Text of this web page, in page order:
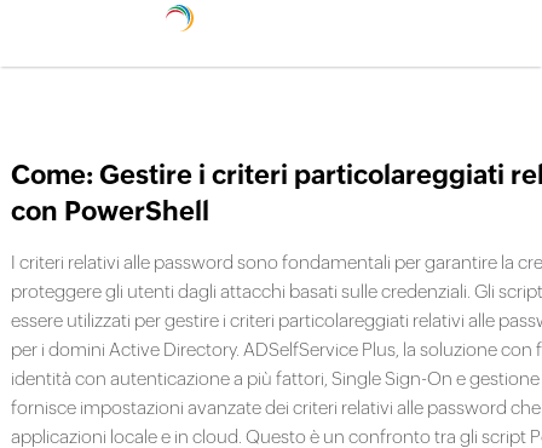
Come: Gestire i criteri particolareggiati
con PowerShell
I criteri relativi alle password sono fondamentali per garantire la
proteggere gli utenti dagli attacchi basati sulle credenziali. Gli
essere utilizzati per gestire i criteri particolareggiati relativi alle
per i domini Active Directory. ADSelfService Plus, la soluzione con
identità con autenticazione a più fattori, Single Sign-On e
fornisce impostazioni avanzate dei criteri relativi alle password
applicazioni locale e in cloud. Questo è un confronto tra gli script